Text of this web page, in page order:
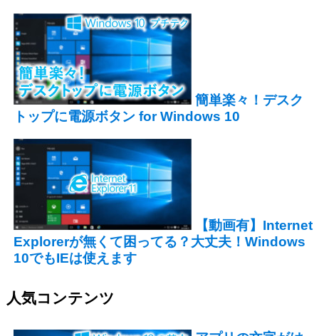
簡単楽々！デスク
トップに電源ボタン for Windows 10
【動画有】Internet
Explorerが無くて困ってる？大丈夫！Windows
10でもIEは使えます
人気コンテンツ